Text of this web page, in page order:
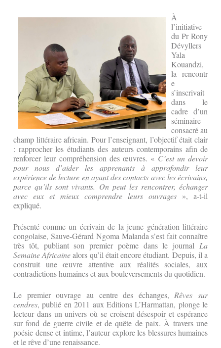
À
l’initiative
du Pr Rony
Dévyllers
Yala
Kouandzi,
la rencontr
e
s’inscrivait
dans le
cadre d’un
séminaire
consacré au
champ littéraire africain. Pour l’enseignant, l’objectif était clair
: rapprocher les étudiants des auteurs contemporains afin de
renforcer leur compréhension des œuvres. « C’est un devoir
pour nous d’aider les apprenants à approfondir leur
expérience de lecture en ayant des contacts avec les écrivains,
parce qu’ils sont vivants. On peut les rencontrer, échanger
avec eux et mieux comprendre leurs ouvrages », a-t-il
expliqué.
Présenté comme un écrivain de la jeune génération littéraire
congolaise, Sauve-Gérard Ngoma Malanda s’est fait connaître
très tôt, publiant son premier poème dans le journal La
Semaine Africainealors qu’il était encore étudiant. Depuis, il a
construit une œuvre attentive aux réalités sociales, aux
contradictions humaines et aux bouleversements du quotidien.
Le premier ouvrage au centre des échanges,Rêves sur
cendres, publié en 2011 aux Editions L’Harmattan, plonge le
lecteur dans un univers où se croisent désespoir et espérance
sur fond de guerre civile et de quête de paix. À travers une
poésie dense et intime, l’auteur explore les blessures humaines
et le rêve d’une renaissance.